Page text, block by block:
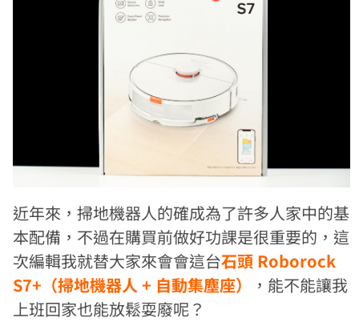
近年來，掃地機器人的確成為了許多人家中的基
本配備，不過在購買前做好功課是很重要的，這
次編輯我就替大家來會會這台石頭 Roborock
S7+（掃地機器人 + 自動集塵座）
，能不能讓我
上班回家也能放鬆耍廢呢？